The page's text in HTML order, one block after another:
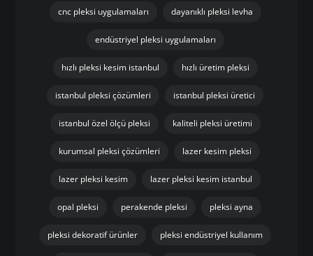
cnc pleksi uygulamaları dayanıklı pleksi levha
endüstriyel pleksi uygulamaları
hızlı pleksi kesim istanbul hızlı üretim pleksi
istanbul pleksi çözümleri istanbul pleksi üretici
istanbul özel ölçü pleksi kaliteli pleksi üretimi
kurumsal pleksi çözümleri lazer kesim pleksi
lazer pleksi kesim lazer pleksi kesim istanbul
opal pleksi perakende pleksi pleksi ayna
pleksi dekoratif ürünler pleksi endüstriyel kullanım